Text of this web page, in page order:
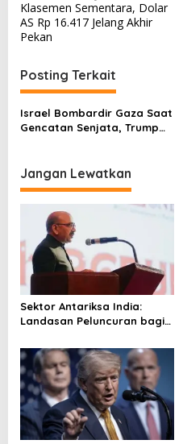
a
v
g
a
s
p
o
Klasemen Sementara, Dolar
AS Rp 16.417 Jelang Akhir
Pekan
Posting Terkait
Israel Bombardir Gaza Saat
Gencatan Senjata, Trump
Jangan Lewatkan
Sektor Antariksa India:
Landasan Peluncuran bagi